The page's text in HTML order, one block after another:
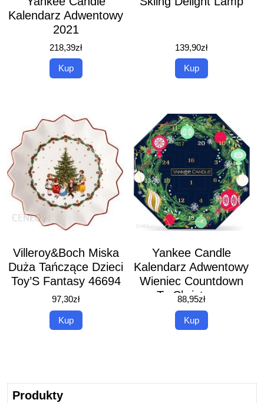
Kalendarz Adwentowy
2021
218,39zł
Kup
139,90zł
Kup
Villeroy&Boch Miska
Duża Tańczące Dzieci
Toy’S Fantasy 46694
97,30zł
Kup
Yankee Candle
Kalendarz Adwentowy
Wieniec Countdown
To Christmas
88,95zł
Kup
Produkty